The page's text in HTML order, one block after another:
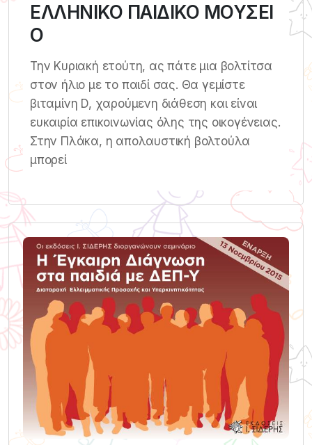
ΕΛΛΗΝΙΚΟ ΠΑΙΔΙΚΟ ΜΟΥΣΕΙ
Ο
Την Κυριακή ετούτη, ας πάτε μια βολτίτσα
στον ήλιο με το παιδί σας. Θα γεμίστε
βιταμίνη D, χαρούμενη διάθεση και είναι
ευκαιρία επικοινωνίας όλης της οικογένειας.
Στην Πλάκα, η απολαυστική βολτούλα
μπορεί